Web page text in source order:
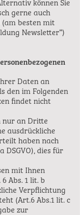
können Sie
gerne auch
besten mit
Newsletter“)
Daten an
den im Folgenden
findet nicht
nur an Dritte
ausdrückliche
haben nach
DSGVO), dies für
mit Ihnen
Abs. 1 lit. b
Verpflichtung
(Art.6 Abs.1 lit. c
zur